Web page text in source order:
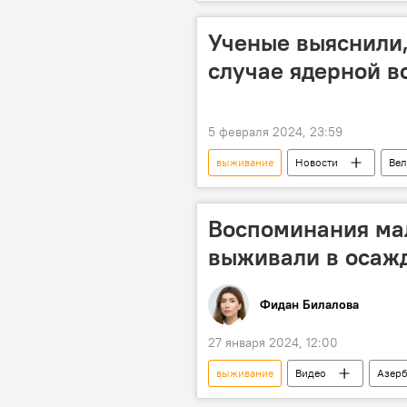
Понижение температуры
Ученые
случае ядерной
5 февраля 2024, 23:59
выживание Новости
Ядерная война
Воспоминания
выживали в
Фидан Билалова
27 января 2024, 12:00
выживание Видео
Великая Отечественная война